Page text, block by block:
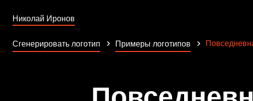
Николай Иронов
Сгенерировать логотип Примеры логотипов